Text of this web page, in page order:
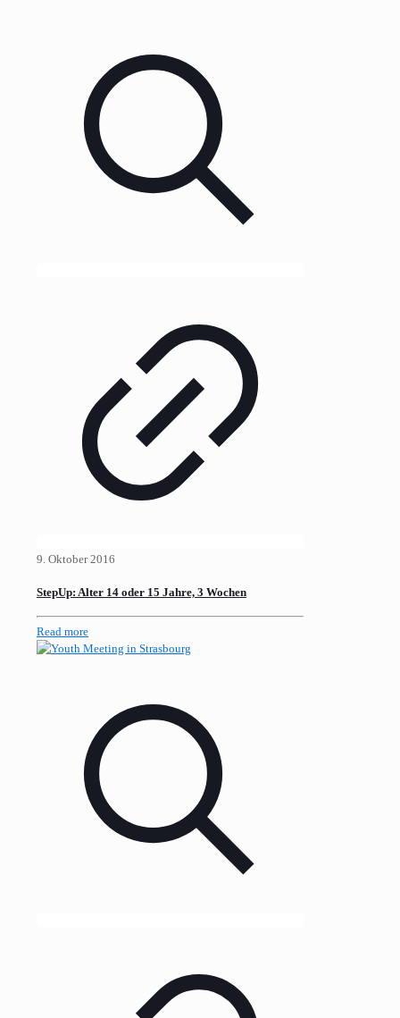
9. Oktober 2016
StepUp: Alter 14 oder 15 Jahre, 3 Wochen
Read more